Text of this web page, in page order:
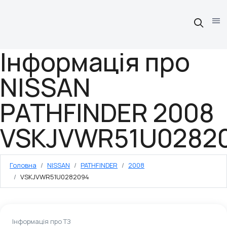
Інформація про
NISSAN
PATHFINDER 2008
Головна NISSAN PATHFINDER
2008
VSKJVWR51U0282094
Інформація про ТЗ